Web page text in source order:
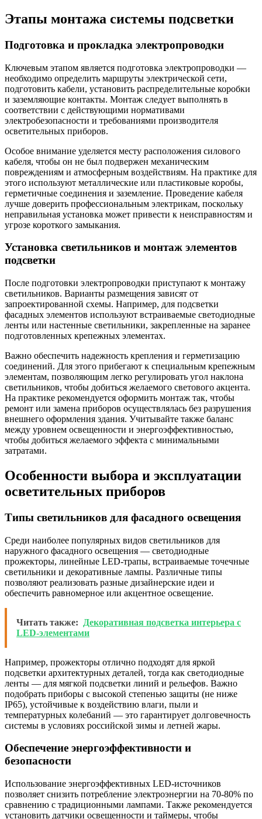
Этапы монтажа системы подсветки
Подготовка и прокладка электропроводки
Ключевым этапом является подготовка электропроводки —
необходимо определить маршруты электрической сети,
подготовить кабели, установить распределительные коробки
и заземляющие контакты. Монтаж следует выполнять в
соответствии с действующими нормативами
электробезопасности и требованиями производителя
осветительных приборов.
Особое внимание уделяется месту расположения силового
кабеля, чтобы он не был подвержен механическим
повреждениям и атмосферным воздействиям. На практике для
этого используют металлические или пластиковые коробы,
герметичные соединения и заземление. Проведение кабеля
лучше доверить профессиональным электрикам, поскольку
неправильная установка может привести к неисправностям и
угрозе короткого замыкания.
Установка светильников и монтаж элементов
подсветки
После подготовки электропроводки приступают к монтажу
светильников. Варианты размещения зависят от
запроектированной схемы. Например, для подсветки
фасадных элементов используют встраиваемые светодиодные
ленты или настенные светильники, закрепленные на заранее
подготовленных крепежных элементах.
Важно обеспечить надежность крепления и герметизацию
соединений. Для этого прибегают к специальным крепежным
элементам, позволяющим легко регулировать угол наклона
светильников, чтобы добиться желаемого светового акцента.
На практике рекомендуется оформить монтаж так, чтобы
ремонт или замена приборов осуществлялась без разрушения
внешнего оформления здания. Учитывайте также баланс
между уровнем освещенности и энергоэффективностью,
чтобы добиться желаемого эффекта с минимальными
затратами.
Особенности выбора и эксплуатации
осветительных приборов
Типы светильников для фасадного освещения
Среди наиболее популярных видов светильников для
наружного фасадного освещения — светодиодные
прожекторы, линейные LED-трапы, встраиваемые точечные
светильники и декоративные лампы. Различные типы
позволяют реализовать разные дизайнерские идеи и
обеспечить равномерное или акцентное освещение.
Читать также:
Декоративная подсветка интерьера с
LED-элементами
Например, прожекторы отлично подходят для яркой
подсветки архитектурных деталей, тогда как светодиодные
ленты — для мягкой подсветки линий и рельефов. Важно
подобрать приборы с высокой степенью защиты (не ниже
IP65), устойчивые к воздействию влаги, пыли и
температурных колебаний — это гарантирует долговечность
системы в условиях российской зимы и летней жары.
Обеспечение энергоэффективности и
безопасности
Использование энергоэффективных LED-источников
позволяет снизить потребление электроэнергии на 70-80% по
сравнению с традиционными лампами. Также рекомендуется
установить датчики освещенности и таймеры, чтобы